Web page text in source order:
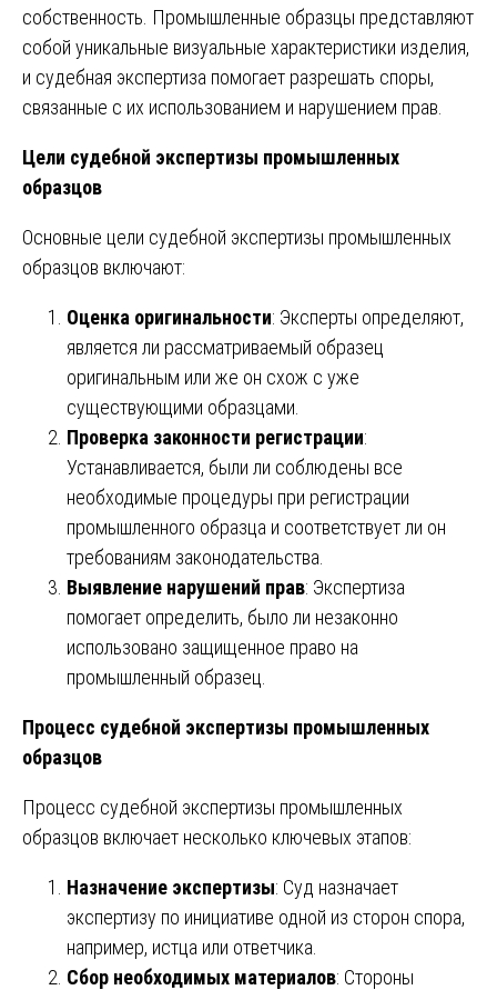
собственность. Промышленные образцы представляют
собой уникальные визуальные характеристики изделия,
и судебная экспертиза помогает разрешать споры,
связанные с их использованием и нарушением прав.
Цели судебной экспертизы промышленных
образцов
Основные цели судебной экспертизы промышленных
образцов включают:
Оценка оригинальности: Эксперты определяют,
является ли рассматриваемый образец
оригинальным или же он схож с уже
существующими образцами.
Проверка законности регистрации:
Устанавливается, были ли соблюдены все
необходимые процедуры при регистрации
промышленного образца и соответствует ли он
требованиям законодательства.
Выявление нарушений прав: Экспертиза
помогает определить, было ли незаконно
использовано защищенное право на
промышленный образец.
Процесс судебной экспертизы промышленных
образцов
Процесс судебной экспертизы промышленных
образцов включает несколько ключевых этапов:
Назначение экспертизы: Суд назначает
экспертизу по инициативе одной из сторон спора,
например, истца или ответчика.
Сбор необходимых материалов: Стороны